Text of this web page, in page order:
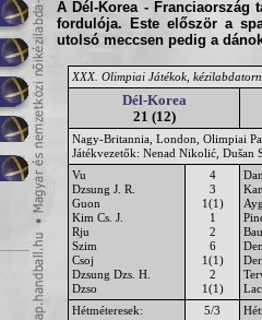
A Dél-Korea -
fordulója. Este először a
utolsó meccsen pedig a
XXX. Olimpiai Játékok,
Dél-Korea
21 (12)
Nagy-Britannia, London, Olimpiai
Játékvezetők: Nenad Nikolić, Dušan
Vu
Dzsung J. R.
Guon
Kim Cs. J.
Rju
Szim
Csoj
Dzsung Dzs. H.
Dzso
4
3
1(1)
1
2
6
1(1)
2
1(1)
Hétméteresek:
5/3